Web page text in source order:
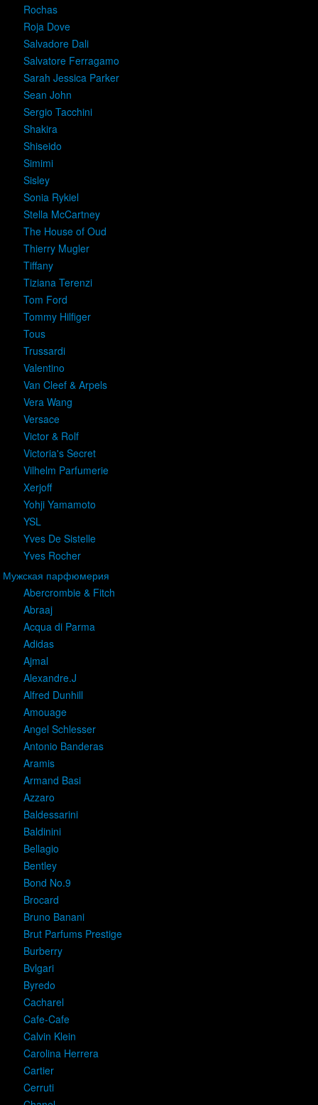
Rochas
Roja Dove
Salvadore Dali
Salvatore Ferragamo
Sarah Jessica Parker
Sean John
Sergio Tacchini
Shakira
Shiseido
Simimi
Sisley
Sonia Rykiel
Stella McCartney
The House of Oud
Thierry Mugler
Tiffany
Tiziana Terenzi
Tom Ford
Tommy Hilfiger
Tous
Trussardi
Valentino
Van Cleef & Arpels
Vera Wang
Versace
Victor & Rolf
Victoria's Secret
Vilhelm Parfumerie
Xerjoff
Yohji Yamamoto
YSL
Yves De Sistelle
Yves Rocher
Мужская парфюмерия
Abercrombie & Fitch
Abraaj
Acqua di Parma
Adidas
Ajmal
Alexandre.J
Alfred Dunhill
Amouage
Angel Schlesser
Antonio Banderas
Aramis
Armand Basi
Azzaro
Baldessarini
Baldinini
Bellagio
Bentley
Bond No.9
Brocard
Bruno Banani
Brut Parfums Prestige
Burberry
Bvlgari
Byredo
Cacharel
Cafe-Cafe
Calvin Klein
Carolina Herrera
Cartier
Cerruti